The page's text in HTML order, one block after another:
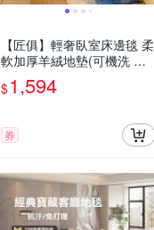
【匠俱】輕奢臥室床邊毯 柔
軟加厚羊絨地墊(可機洗 柔
軟加厚地墊)
$1,594
券